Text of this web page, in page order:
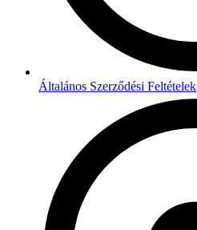
Általános Szerződési Feltételek